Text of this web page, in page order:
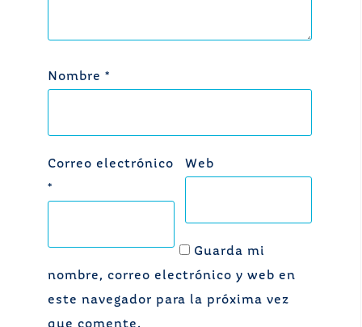
Nombre *
Correo electrónico
*
Web
Guarda mi
nombre, correo electrónico y web en
este navegador para la próxima vez